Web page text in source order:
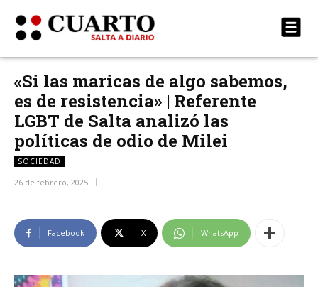
«Si las maricas de algo sabemos,
es de resistencia» | Referente
LGBT de Salta analizó las
políticas de odio de Milei
SOCIEDAD
26 de febrero, 2025
Facebook X WhatsApp